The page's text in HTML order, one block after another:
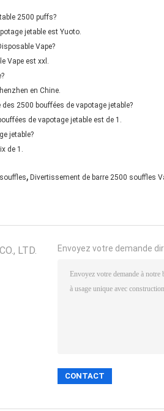
2500 puffs?
jetable est Yuoto.
Vape?
Vape est xxl.
en Chine.
2500 bouffées de vapotage jetable?
de vapotage jetable est de 1.
jetable?
de 1.
, Divertissement de barre 2500 souffles
LTD. Envoyez votre demande